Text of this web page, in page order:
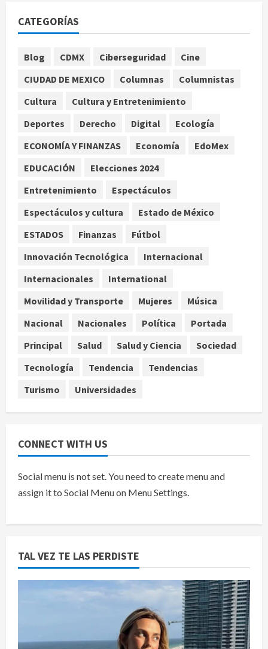
1
2
México Sub-20 derrota a Canadá y
avanza a la final del Premundial
Concacaf
Defunciones en México bajan en
2025 a niveles previos a la
agosto 8, 2026
4
Pronostican victoria 3-1 de América
Jornada 2
De la Espriella pronuncia su primer
Colombia con diez claves de
gobierno
CATEGORÍAS
Blog CDMX Ciberseguridad
Cine
CIUDAD DE MEXICO
Columnas
Columnistas
Cultura
Cultura y Entretenimiento
Deportes
Derecho Digital
Ecología
ECONOMÍA Y FINANZAS
Economía
EdoMex
EDUCACIÓN
Elecciones 2024
Entretenimiento
Espectáculos
Espectáculos y cultura
Estado de México
ESTADOS
Finanzas
Fútbol
Innovación Tecnológica
Internacional
Internacionales
International
Movilidad y Transporte
Mujeres
Música
Nacional
Nacionales Política
Portada
Principal
Salud Salud y Ciencia
Sociedad
Tecnología
Tendencia
Tendencias
Turismo
Universidades
CONNECT WITH US
Social menu is not set. You need to create menu and
assign it to Social Menu on Menu Settings.
TAL VEZ TE LAS PERDISTE